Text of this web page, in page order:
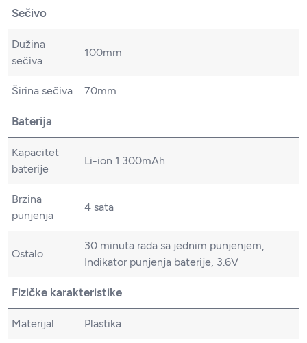
Sečivo
Dužina
sečiva
100mm
Širina sečiva 70mm
Baterija
Kapacitet
baterije
Li-ion 1.300mAh
Brzina
punjenja
4 sata
Ostalo
30 minuta rada sa jednim punjenjem,
Indikator punjenja baterije, 3.6V
Fizičke karakteristike
Materijal Plastika